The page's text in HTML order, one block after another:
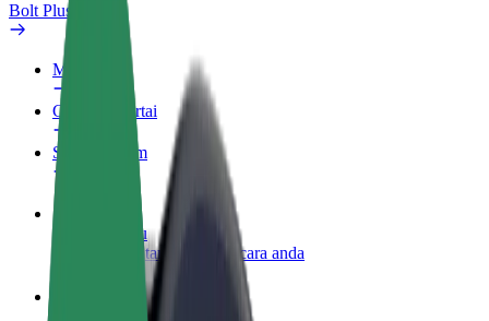
Bolt Plus
Manfaat
Cara menyertai
Soalan Lazim
Jadi pemandu
Jana pendapatan mengikut cara anda